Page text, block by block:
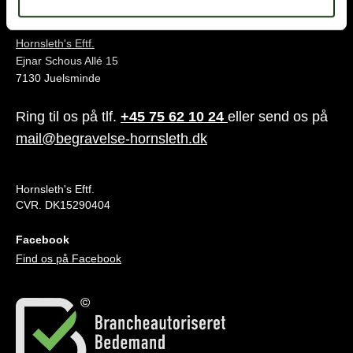
Hornsleth's Eftf.
Ejnar Schous Allé 15
7130 Juelsminde
Ring til os på tlf. +45 75 62 10 24 eller send os på
mail@begravelse-hornsleth.dk
Hornsleth's Eftf.
CVR. DK15290404
Facebook
Find os på Facebook